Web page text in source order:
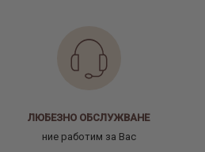
ЛЮБЕЗНО ОБСЛУЖВАНЕ
ние работим за Вас